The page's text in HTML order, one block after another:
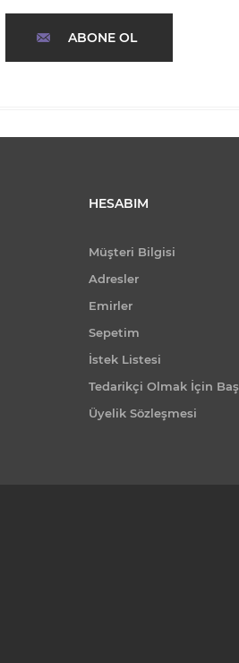
ABONE OL
HESABIM
Müşteri Bilgisi
Adresler
Emirler
Sepetim
İstek Listesi
Tedarikçi Olmak İçin
Üyelik Sözleşmesi